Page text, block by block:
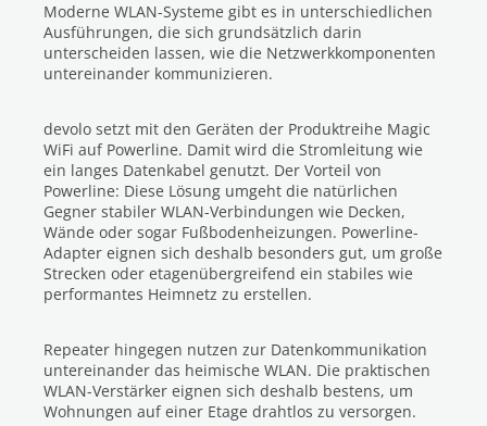
Moderne WLAN-Systeme gibt es in unterschiedlichen
Ausführungen, die sich grundsätzlich darin
unterscheiden lassen, wie die Netzwerkkomponenten
untereinander kommunizieren.
devolo setzt mit den Geräten der Produktreihe Magic
WiFi auf Powerline. Damit wird die Stromleitung wie
ein langes Datenkabel genutzt. Der Vorteil von
Powerline: Diese Lösung umgeht die natürlichen
Gegner stabiler WLAN-Verbindungen wie Decken,
Wände oder sogar Fußbodenheizungen. Powerline-
Adapter eignen sich deshalb besonders gut, um große
Strecken oder etagenübergreifend ein stabiles wie
performantes Heimnetz zu erstellen.
Repeater hingegen nutzen zur Datenkommunikation
untereinander das heimische WLAN. Die praktischen
WLAN-Verstärker eignen sich deshalb bestens, um
Wohnungen auf einer Etage drahtlos zu versorgen.